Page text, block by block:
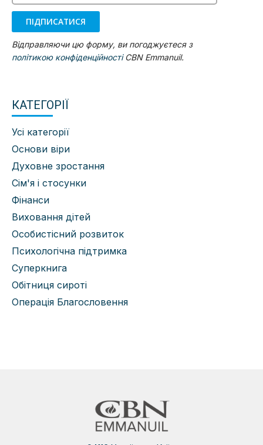
ПІДПИСАТИСЯ
Відправляючи цю форму, ви погоджуєтеся з
політикою конфіденційностіCBN Emmanuil.
КАТЕГОРІЇ
Усі категорії
Основи віри
Духовне зростання
Сім'я і стосунки
Фінанси
Виховання дітей
Особистісний розвиток
Психологічна підтримка
Суперкнига
Обітниця сироті
Операція Благословення